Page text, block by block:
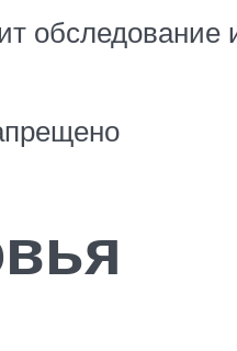
обследование